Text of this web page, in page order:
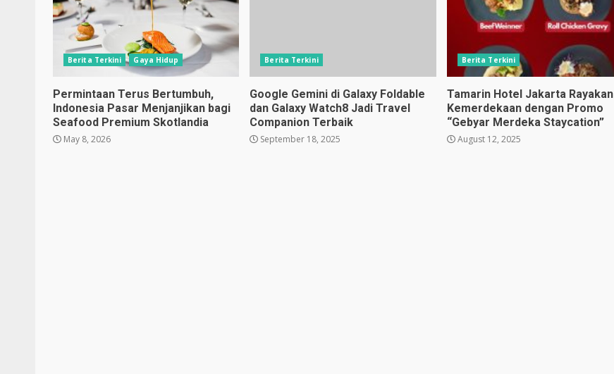
Berita Terkini Gaya Hidup
Permintaan Terus Bertumbuh,
Indonesia Pasar Menjanjikan bagi
Seafood Premium Skotlandia
May 8, 2026
Berita Terkini
Google Gemini di Galaxy Foldable
dan Galaxy Watch8 Jadi Travel
Companion Terbaik
September 18, 2025
Berita Terkini
Tamarin Hotel Jakarta Rayakan
Kemerdekaan dengan Promo
“Gebyar Merdeka Staycation”
August 12, 2025